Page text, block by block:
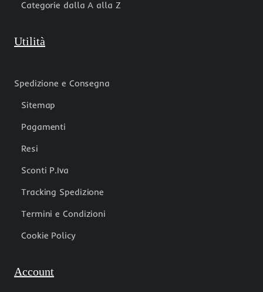
Categorie dalla A alla Z
Utilità
Spedizione e Consegna
Sitemap
Pagamenti
Resi
Sconti P.Iva
Tracking Spedizione
Termini e Condizioni
Cookie Policy
Account